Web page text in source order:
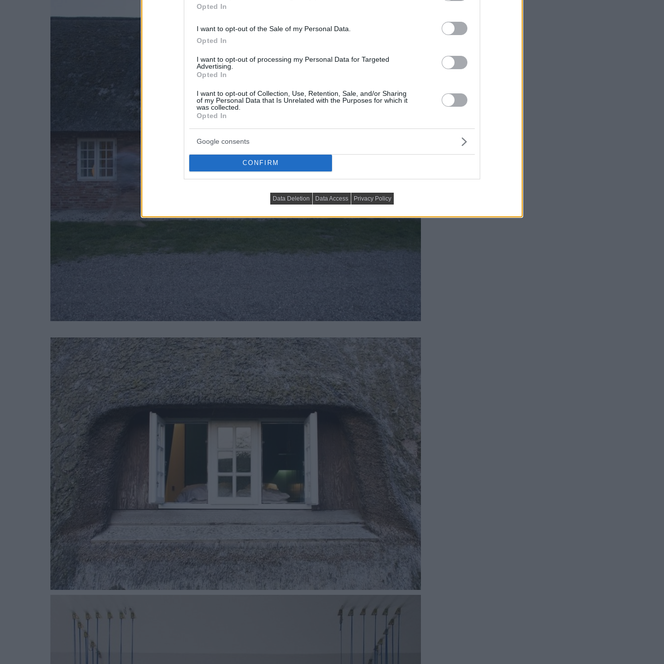
Opted In
I want to opt-out of the Sale of my Personal Data.
Opted In
I want to opt-out of processing my Personal Data for Targeted
Advertising.
Opted In
I want to opt-out of Collection, Use, Retention, Sale, and/or Sharing
of my Personal Data that Is Unrelated with the Purposes for which it
was collected.
Opted In
Google consents
CONFIRM
Data Deletion Data Access Privacy Policy